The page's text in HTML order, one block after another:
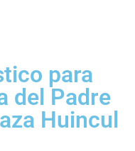
para
del Padre
Huincul